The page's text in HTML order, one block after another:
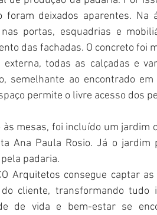
foram deixados aparentes.
portas, esquadrias e
das fachadas. O concreto foi
externa, todas as calçadas e
semelhante ao encontrado
permite o livre acesso dos
às mesas, foi incluído um jardim
Ana Paula Rosio. Já o
padaria.
Arquitetos consegue captar
cliente, transformando
de vida e bem-estar se